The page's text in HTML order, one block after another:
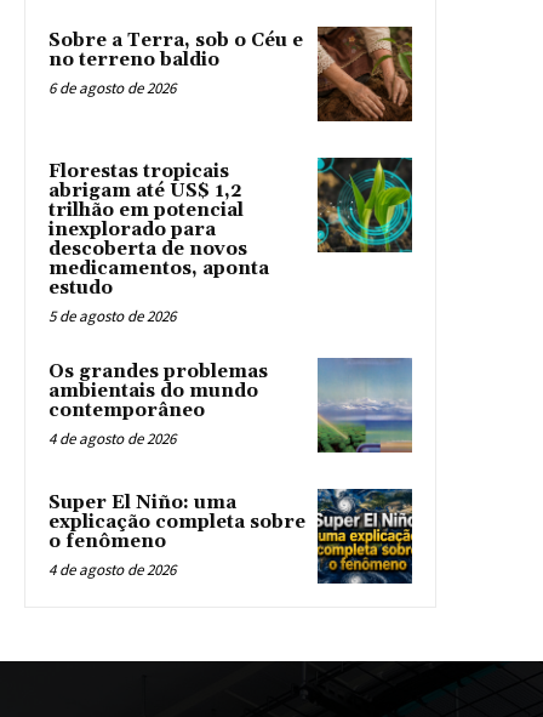
Sobre a Terra, sob o Céu e
no terreno baldio
6 de agosto de 2026
Florestas tropicais
abrigam até US$ 1,2
trilhão em potencial
inexplorado para
descoberta de novos
medicamentos, aponta
estudo
5 de agosto de 2026
Os grandes problemas
ambientais do mundo
contemporâneo
4 de agosto de 2026
Super El Niño: uma
explicação completa sobre
o fenômeno
4 de agosto de 2026